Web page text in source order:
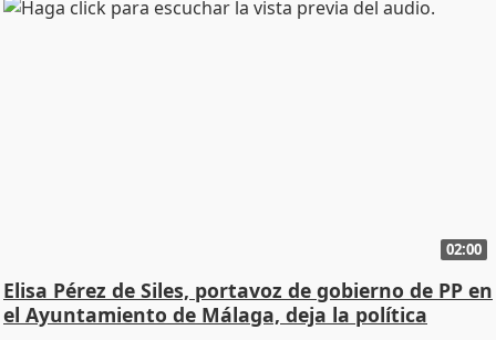
02:00
Elisa Pérez de Siles, portavoz de gobierno de PP en
el Ayuntamiento de Málaga, deja la política